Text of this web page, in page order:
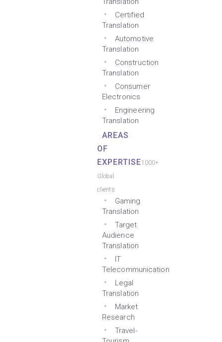
Certified
Translation
Automotive
Translation
Construction
Translation
Consumer
Electronics
Engineering
Translation
AREAS
OF
EXPERTISE1000+
Global
clients
Gaming
Translation
Target
Audience
Translation
IT
Telecommunication
Legal
Translation
Market
Research
Travel-